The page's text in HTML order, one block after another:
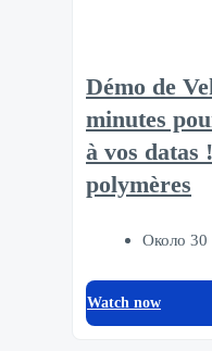
Démo de
minutes
à vos datas
polymères
Около
Watch now